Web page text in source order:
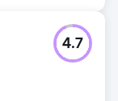
4.7